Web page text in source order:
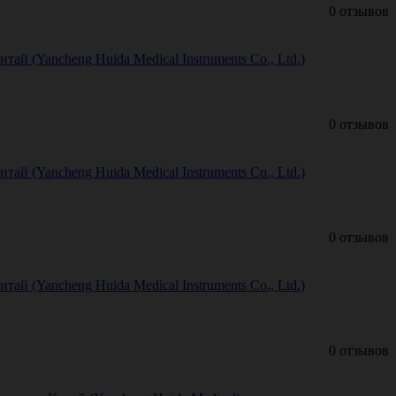
0 отзывов
(Yancheng Huida Medical Instruments Co., Ltd.)
0 отзывов
(Yancheng Huida Medical Instruments Co., Ltd.)
0 отзывов
(Yancheng Huida Medical Instruments Co., Ltd.)
0 отзывов